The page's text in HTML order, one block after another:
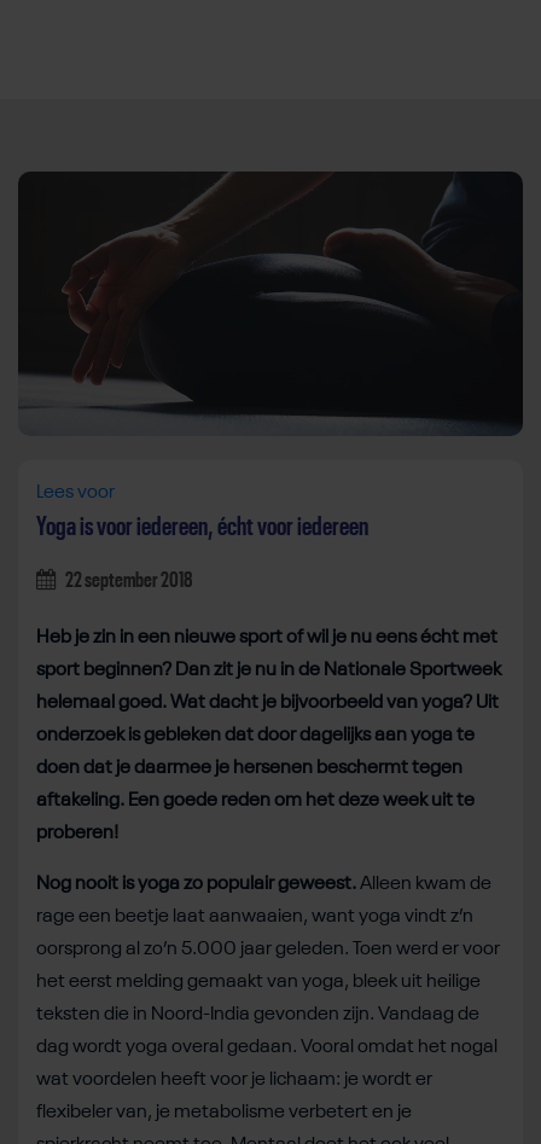
Direct door naar content
Lees voor
Yoga is voor iedereen, écht voor iedereen
22 september 2018
Heb je zin in een nieuwe sport of wil je nu eens écht met
sport beginnen? Dan zit je nu in de Nationale Sportweek
helemaal goed. Wat dacht je bijvoorbeeld van yoga? Uit
onderzoek is gebleken dat door dagelijks aan yoga te
doen dat je daarmee je hersenen beschermt tegen
aftakeling. Een goede reden om het deze week uit te
proberen!
Nog nooit is yoga zo populair geweest.Alleen kwam de
rage een beetje laat aanwaaien, want yoga vindt z’n
oorsprong al zo’n 5.000 jaar geleden. Toen werd er voor
het eerst melding gemaakt van yoga, bleek uit heilige
teksten die in Noord-India gevonden zijn. Vandaag de
dag wordt yoga overal gedaan. Vooral omdat het nogal
wat voordelen heeft voor je lichaam: je wordt er
flexibeler van, je metabolisme verbetert en je